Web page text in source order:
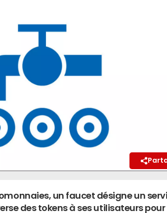
un faucet désigne un
des tokens à ses utilisateurs pour